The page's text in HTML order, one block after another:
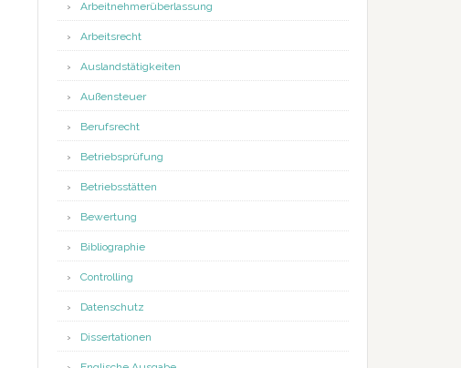
Arbeitnehmerüberlassung
Arbeitsrecht
Auslandstätigkeiten
Außensteuer
Berufsrecht
Betriebsprüfung
Betriebsstätten
Bewertung
Bibliographie
Controlling
Datenschutz
Dissertationen